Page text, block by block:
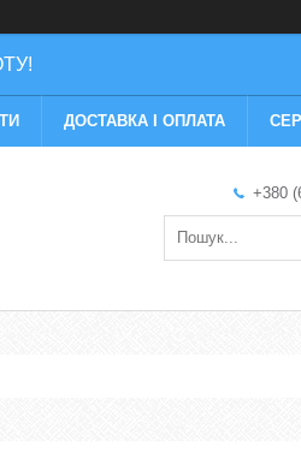
ДОСТАВКА І ОПЛАТА
+380